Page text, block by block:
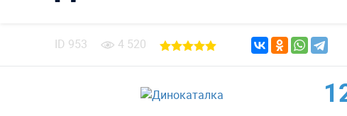
ID 953 4 520